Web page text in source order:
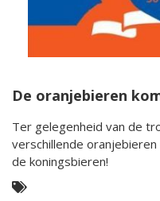
De oranjebieren
Ter gelegenheid van de
verschillende
de koningsbieren!